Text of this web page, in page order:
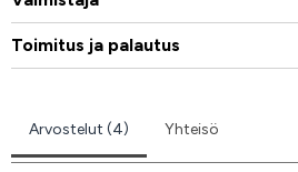
Toimitus ja palautus
Arvostelut (4) Yhteisö